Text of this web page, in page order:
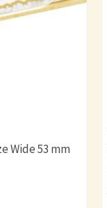
Wide 53 mm